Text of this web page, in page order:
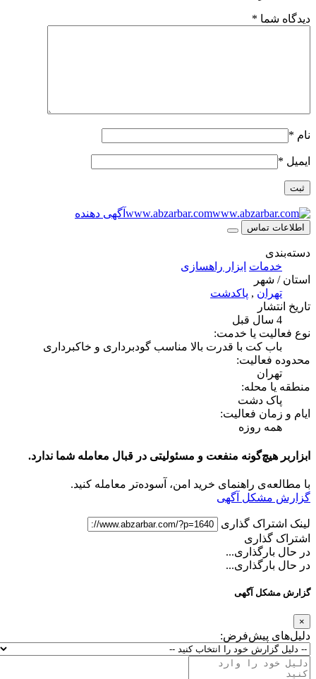
دیدگاه شما *
نام *
ایمیل *
www.abzarbar.comآگهی دهنده
اطلاعات تماس
دسته‌بندی
خدمات
ابزار راهسازی
استان / شهر
تهران, پاکدشت
تاریخ انتشار
4 سال قبل
نوع فعالیت یا خدمت:
باب کت با قدرت بالا مناسب گودبرداری و خاکبرداری
محدوده فعالیت:
تهران
منطقه یا محله:
پاک دشت
ایام و زمان فعالیت:
همه روزه
ابزاربر هیچ‌گونه منفعت و مسئولیتی در قبال معامله شما ندارد.
با مطالعه‌ی راهنمای خرید امن، آسوده‌تر معامله کنید.
گزارش مشکل آگهی
لینک اشتراک گذاری
اشتراک گذاری
در حال بارگذاری...
در حال بارگذاری...
گزارش مشکل آگهی
×
دلیل‌های پیش‌فرض: